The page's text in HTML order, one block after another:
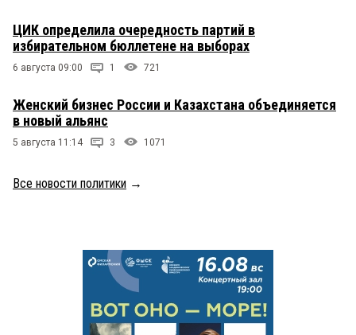
ЦИК определила очередность партий в
избирательном бюллетене на выборах
6 августа 09:00 1 721
Женский бизнес России и Казахстана объединяется
в новый альянс
5 августа 11:14 3 1071
Все новости политики →